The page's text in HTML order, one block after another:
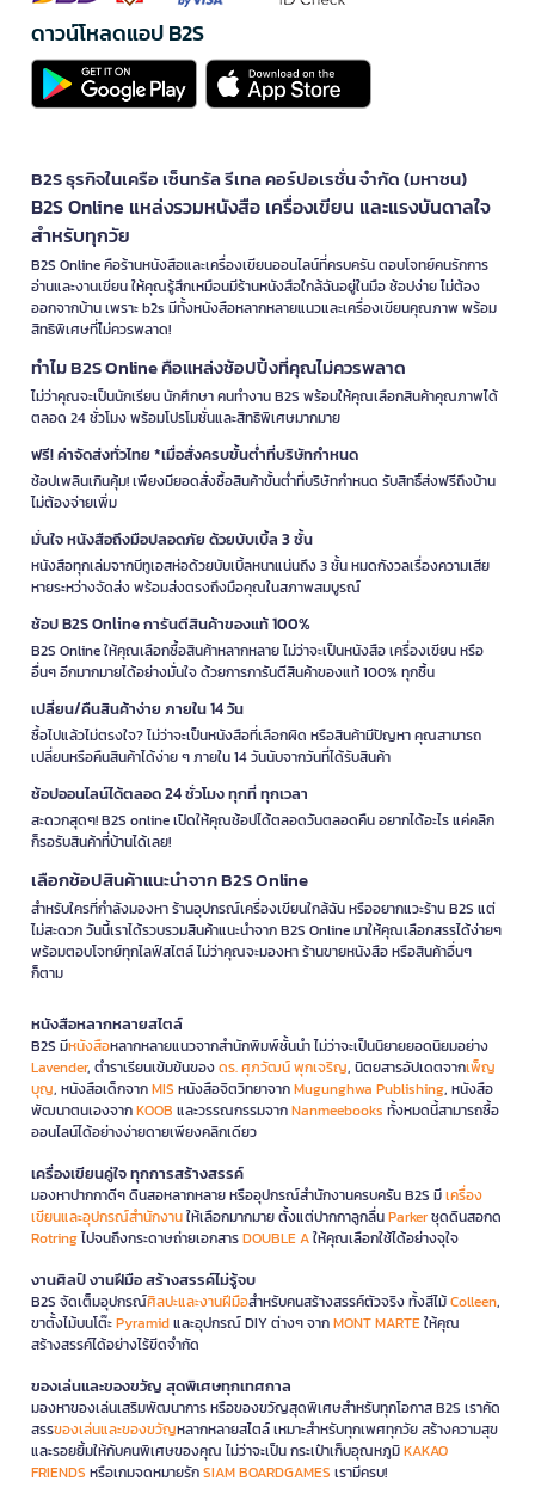
ดาวน์โหลดแอป B2S
B2S ธุรกิจในเครือ เซ็นทรัล รีเทล คอร์ปอเรชั่น จำกัด (มหาชน)
B2S Online แหล่งรวมหนังสือ เครื่องเขียน และแรงบันดาลใจ
สำหรับทุกวัย
B2S Online คือร้านหนังสือและเครื่องเขียนออนไลน์ที่ครบครัน ตอบโจทย์คนรักการ
อ่านและงานเขียน ให้คุณรู้สึกเหมือนมีร้านหนังสือใกล้ฉันอยู่ในมือ ช้อปง่าย ไม่ต้อง
ออกจากบ้าน เพราะ b2s มีทั้งหนังสือหลากหลายแนวและเครื่องเขียนคุณภาพ พร้อม
สิทธิพิเศษที่ไม่ควรพลาด!
ทำไม B2S Online คือแหล่งช้อปปิ้งที่คุณไม่ควรพลาด
ไม่ว่าคุณจะเป็นนักเรียน นักศึกษา คนทำงาน B2S พร้อมให้คุณเลือกสินค้าคุณภาพได้
ตลอด 24 ชั่วโมง พร้อมโปรโมชั่นและสิทธิพิเศษมากมาย
ฟรี! ค่าจัดส่งทั่วไทย *เมื่อสั่งครบขั้นต่ำที่บริษัทกำหนด
ช้อปเพลินเกินคุ้ม! เพียงมียอดสั่งซื้อสินค้าขั้นต่ำที่บริษัทกำหนด รับสิทธิ์ส่งฟรีถึงบ้าน
ไม่ต้องจ่ายเพิ่ม
มั่นใจ หนังสือถึงมือปลอดภัย ด้วยบับเบิ้ล 3 ชั้น
หนังสือทุกเล่มจากบีทูเอสห่อด้วยบับเบิ้ลหนาแน่นถึง 3 ชั้น หมดกังวลเรื่องความเสีย
หายระหว่างจัดส่ง พร้อมส่งตรงถึงมือคุณในสภาพสมบูรณ์
ช้อป B2S Online การันตีสินค้าของแท้ 100%
B2S Online ให้คุณเลือกซื้อสินค้าหลากหลาย ไม่ว่าจะเป็นหนังสือ เครื่องเขียน หรือ
อื่นๆ อีกมากมายได้อย่างมั่นใจ ด้วยการการันตีสินค้าของแท้ 100% ทุกชิ้น
เปลี่ยน/คืนสินค้าง่าย ภายใน 14 วัน
ซื้อไปแล้วไม่ตรงใจ? ไม่ว่าจะเป็นหนังสือที่เลือกผิด หรือสินค้ามีปัญหา คุณสามารถ
เปลี่ยนหรือคืนสินค้าได้ง่าย ๆ ภายใน 14 วันนับจากวันที่ได้รับสินค้า
ช้อปออนไลน์ได้ตลอด 24 ชั่วโมง ทุกที่ ทุกเวลา
สะดวกสุดๆ! B2S online เปิดให้คุณช้อปได้ตลอดวันตลอดคืน อยากได้อะไร แค่คลิก
ก็รอรับสินค้าที่บ้านได้เลย!
เลือกช้อปสินค้าแนะนำจาก B2S Online
สำหรับใครที่กำลังมองหา ร้านอุปกรณ์เครื่องเขียนใกล้ฉัน หรืออยากแวะร้าน B2S แต่
ไม่สะดวก วันนี้เราได้รวบรวมสินค้าแนะนำจาก B2S Online มาให้คุณเลือกสรรได้ง่ายๆ
พร้อมตอบโจทย์ทุกไลฟ์สไตล์ ไม่ว่าคุณจะมองหา ร้านขายหนังสือ หรือสินค้าอื่นๆ
ก็ตาม
หนังสือหลากหลายสไตล์
B2S มีหนังสือหลากหลายแนวจากสำนักพิมพ์ชั้นนำ ไม่ว่าจะเป็นนิยายยอดนิยมอย่าง
Lavender, ตำราเรียนเข้มข้นของดร. ศุภวัฒน์ พุกเจริญ, นิตยสารอัปเดตจากเพ็ญ
บุญ, หนังสือเด็กจากMIS หนังสือจิตวิทยาจากMugunghwa Publishing, หนังสือ
พัฒนาตนเองจากKOOB และวรรณกรรมจากNanmeebooks ทั้งหมดนี้สามารถซื้อ
ออนไลน์ได้อย่างง่ายดายเพียงคลิกเดียว
เครื่องเขียนคู่ใจ ทุกการสร้างสรรค์
มองหาปากกาดีๆ ดินสอหลากหลาย หรืออุปกรณ์สำนักงานครบครัน B2S มีเครื่อง
เขียนและอุปกรณ์สำนักงานให้เลือกมากมาย ตั้งแต่ปากกาลูกลื่นParkerชุดดินสอกด
Rotringไปจนถึงกระดาษถ่ายเอกสารDOUBLE Aให้คุณเลือกใช้ได้อย่างจุใจ
งานศิลป์ งานฝีมือ สร้างสรรค์ไม่รู้จบ
B2S จัดเต็มอุปกรณ์ศิลปะและงานฝีมือสำหรับคนสร้างสรรค์ตัวจริง ทั้งสีไม้Colleen,
ขาตั้งไม้บนโต๊ะPyramidและอุปกรณ์ DIY ต่างๆ จากMONT MARTEให้คุณ
สร้างสรรค์ได้อย่างไร้ขีดจำกัด
ของเล่นและของขวัญ สุดพิเศษทุกเทศกาล
มองหาของเล่นเสริมพัฒนาการ หรือของขวัญสุดพิเศษสำหรับทุกโอกาส B2S เราคัด
สรรของเล่นและของขวัญหลากหลายสไตล์ เหมาะสำหรับทุกเพศทุกวัย สร้างความสุข
และรอยยิ้มให้กับคนพิเศษของคุณ ไม่ว่าจะเป็น กระเป๋าเก็บอุณหภูมิKAKAO
FRIENDS หรือเกมจดหมายรักSIAM BOARDGAMES เรามีครบ!